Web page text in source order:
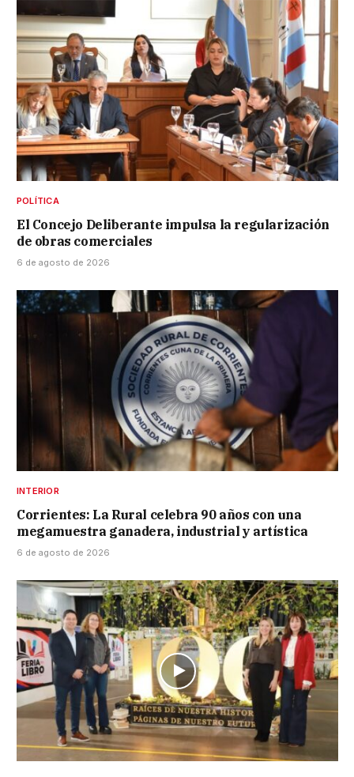
POLÍTICA
El Concejo Deliberante impulsa la regularización
de obras comerciales
6 de agosto de 2026
INTERIOR
Corrientes: La Rural celebra 90 años con una
megamuestra ganadera, industrial y artística
6 de agosto de 2026